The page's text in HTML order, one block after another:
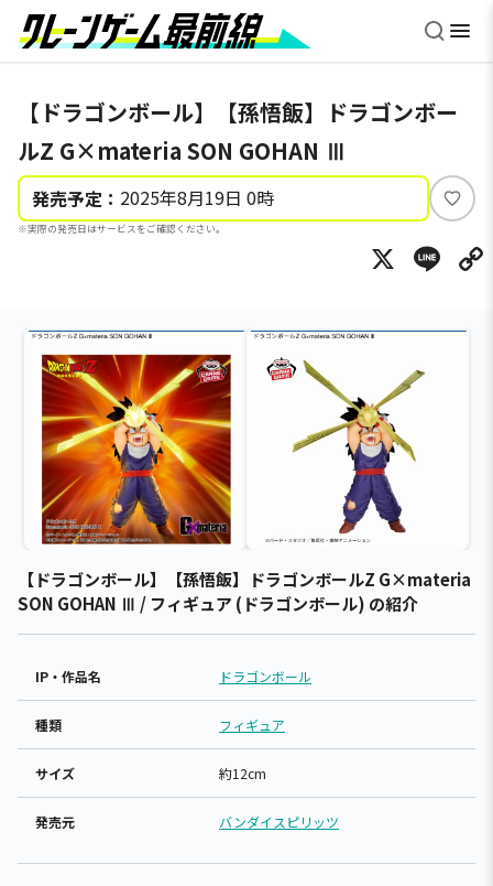
【ドラゴンボール】【孫悟飯】ドラゴンボー
ルZ G×materia SON GOHAN Ⅲ
発売予定： 2025年8月19日 0時
※実際の発売日はサービスをご確認ください。
い
ね
X
【ドラゴンボール】【孫悟飯】ドラゴンボールZ G×materia
SON GOHAN Ⅲ / フィギュア (ドラゴンボール) の紹介
IP・作品名 ドラゴンボール
種類 フィギュア
サイズ 約12cm
発売元 バンダイスピリッツ